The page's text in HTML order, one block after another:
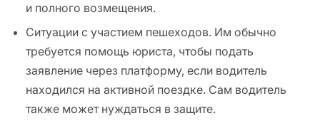
и полного возмещения.
Ситуации с участием пешеходов. Им обычно
требуется помощь юриста, чтобы подать
заявление через платформу, если водитель
находился на активной поездке. Сам водитель
также может нуждаться в защите.